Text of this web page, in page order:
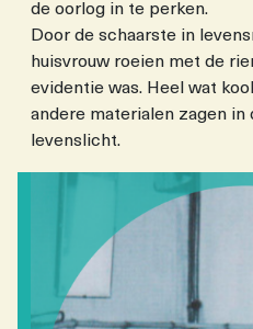
de oorlog in te perken.
Door de schaarste in
huisvrouw roeien met de
evidentie was. Heel wat
andere materialen zagen in
levenslicht.